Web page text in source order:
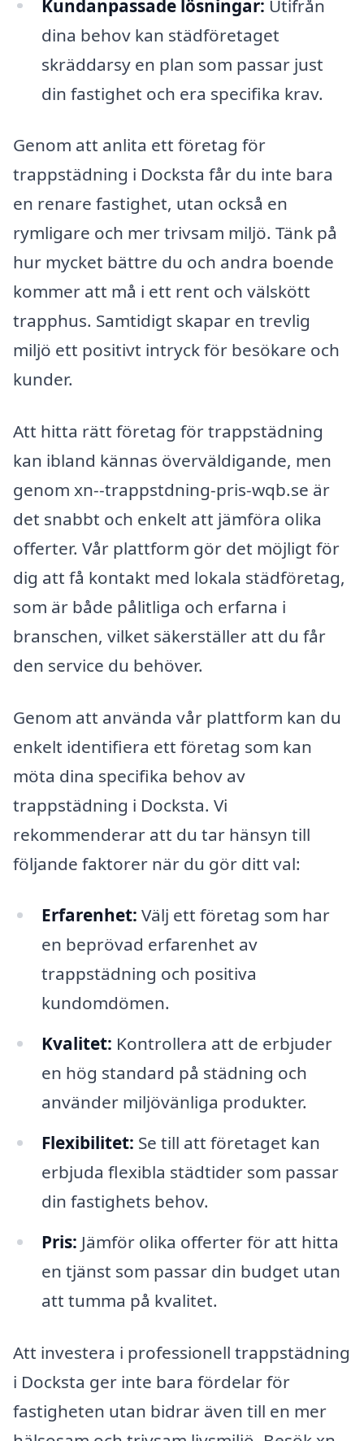
Kundanpassade lösningar: Utifrån
dina behov kan städföretaget
skräddarsy en plan som passar just
din fastighet och era specifika krav.
Genom att anlita ett företag för
trappstädning i Docksta får du inte bara
en renare fastighet, utan också en
rymligare och mer trivsam miljö. Tänk på
hur mycket bättre du och andra boende
kommer att må i ett rent och välskött
trapphus. Samtidigt skapar en trevlig
miljö ett positivt intryck för besökare och
kunder.
Att hitta rätt företag för trappstädning
kan ibland kännas överväldigande, men
genom xn--trappstdning-pris-wqb.se är
det snabbt och enkelt att jämföra olika
offerter. Vår plattform gör det möjligt för
dig att få kontakt med lokala städföretag,
som är både pålitliga och erfarna i
branschen, vilket säkerställer att du får
den service du behöver.
Genom att använda vår plattform kan du
enkelt identifiera ett företag som kan
möta dina specifika behov av
trappstädning i Docksta. Vi
rekommenderar att du tar hänsyn till
följande faktorer när du gör ditt val:
Erfarenhet: Välj ett företag som har
en beprövad erfarenhet av
trappstädning och positiva
kundomdömen.
Kvalitet: Kontrollera att de erbjuder
en hög standard på städning och
använder miljövänliga produkter.
Flexibilitet: Se till att företaget kan
erbjuda flexibla städtider som passar
din fastighets behov.
Pris: Jämför olika offerter för att hitta
en tjänst som passar din budget utan
att tumma på kvalitet.
Att investera i professionell trappstädning
i Docksta ger inte bara fördelar för
fastigheten utan bidrar även till en mer